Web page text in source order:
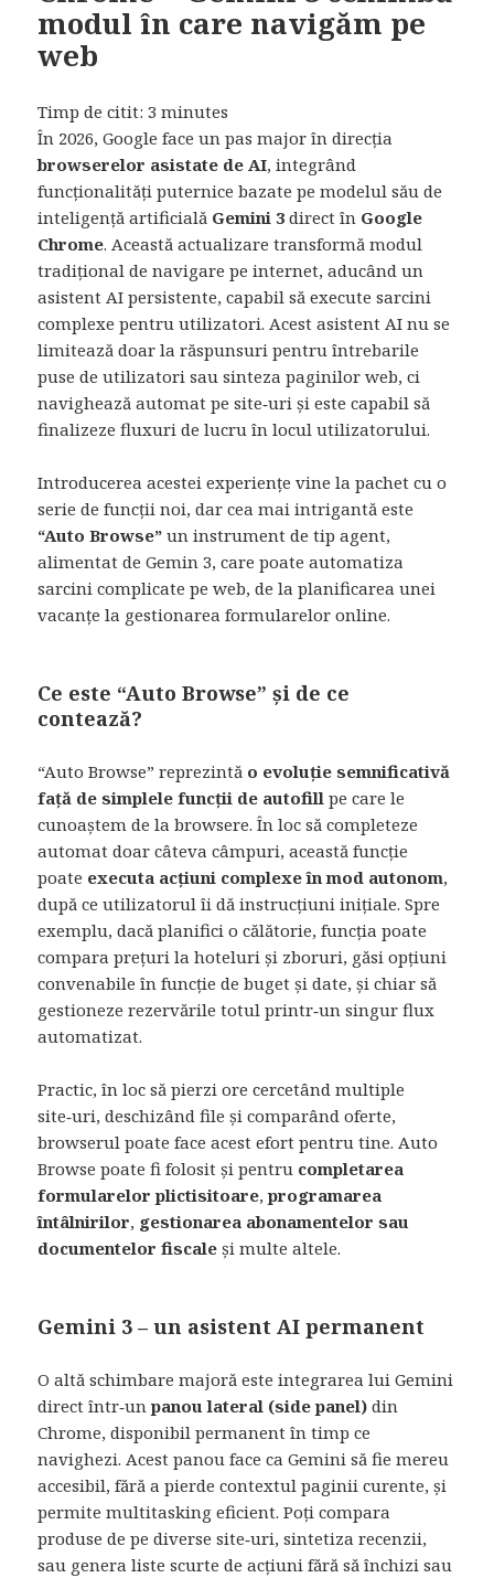
modul în care navigăm pe
web
Timp de citit:3 minutes
În 2026, Google face un pas major în direcția
browserelor asistate de AI, integrând
funcționalități puternice bazate pe modelul său de
inteligență artificială Gemini 3 direct în Google
Chrome. Această actualizare transformă modul
tradițional de navigare pe internet, aducând un
asistent AI persistente, capabil să execute sarcini
complexe pentru utilizatori. Acest asistent AI nu se
limitează doar la răspunsuri pentru întrebarile
puse de utilizatori sau sinteza paginilor web, ci
navighează automat pe site‑uri și este capabil să
finalizeze fluxuri de lucru în locul utilizatorului.
Introducerea acestei experiențe vine la pachet cu o
serie de funcții noi, dar cea mai intrigantă este
“Auto Browse” un instrument de tip agent,
alimentat de Gemin 3, care poate automatiza
sarcini complicate pe web, de la planificarea unei
vacanțe la gestionarea formularelor online.
Ce este “Auto Browse” și de ce
contează?
“Auto Browse” reprezintă o evoluție semnificativă
față de simplele funcții de autofill pe care le
cunoaștem de la browsere. În loc să completeze
automat doar câteva câmpuri, această funcție
poate executa acțiuni complexe în mod autonom,
după ce utilizatorul îi dă instrucțiuni inițiale. Spre
exemplu, dacă planifici o călătorie, funcția poate
compara prețuri la hoteluri și zboruri, găsi opțiuni
convenabile în funcție de buget și date, și chiar să
gestioneze rezervările totul printr‑un singur flux
automatizat.
Practic, în loc să pierzi ore cercetând multiple
site‑uri, deschizând file și comparând oferte,
browserul poate face acest efort pentru tine. Auto
Browse poate fi folosit și pentru completarea
formularelor plictisitoare,programarea
întâlnirilor, gestionarea abonamentelor sau
documentelor fiscale și multe altele.
Gemini 3 – un asistent AI permanent
O altă schimbare majoră este integrarea lui Gemini
direct într‑unpanou lateral (side panel) din
Chrome, disponibil permanent în timp ce
navighezi. Acest panou face ca Gemini să fie mereu
accesibil, fără a pierde contextul paginii curente, și
permite multitasking eficient. Poți compara
produse de pe diverse site‑uri, sintetiza recenzii,
sau genera liste scurte de acțiuni fără să închizi sau